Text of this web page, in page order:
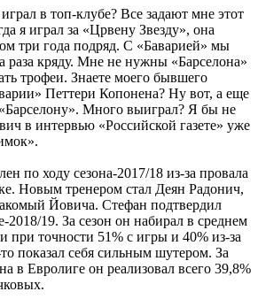
в топ-клубе? Все задают мне этот
я играл за «Црвену Звезду», она
три года подряд. С «Баварией» мы
раза кряду. Мне не нужны «Барселона»
трофеи. Знаете моего бывшего
Петтери Копонена? Ну вот, а еще
Много выиграл? Я бы не
в интервью «Российской газете» уже
по ходу сезона-2017/18 из-за провала
Новым тренером стал Деян Радонич,
Йовича. Стефан подтвердил
2018/19. За сезон он набирал в среднем
при точности 51% с игры и 40% из-за
показал себя сильным шутером. За
в Евролиге он реализовал всего 39,8%